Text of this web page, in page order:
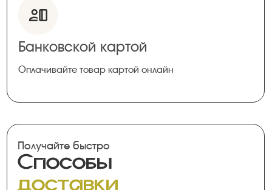
Банковской картой
Оплачивайте товар картой онлайн
Получайте быстро
Способы